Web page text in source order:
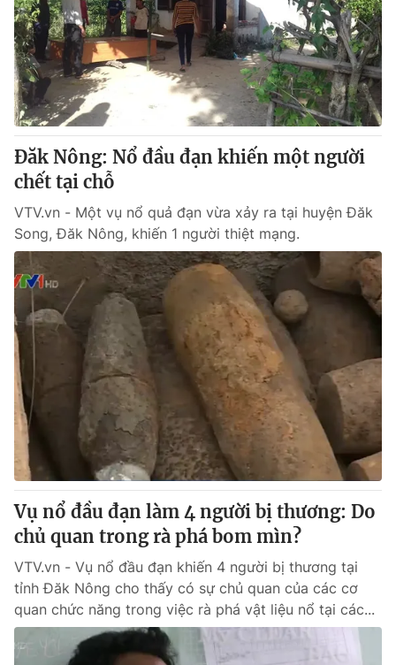
Đăk Nông: Nổ đầu đạn khiến một người
chết tại chỗ
VTV.vn - Một vụ nổ quả đạn vừa xảy ra tại huyện Đăk
Song, Đăk Nông, khiến 1 người thiệt mạng.
Vụ nổ đầu đạn làm 4 người bị thương: Do
chủ quan trong rà phá bom mìn?
VTV.vn - Vụ nổ đầu đạn khiến 4 người bị thương tại
tỉnh Đăk Nông cho thấy có sự chủ quan của các cơ
quan chức năng trong việc rà phá vật liệu nổ tại các...